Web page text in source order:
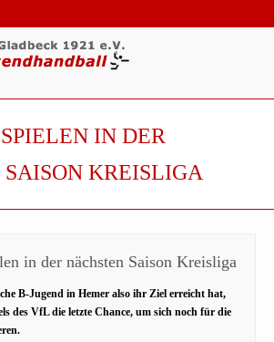
IN DER
KREISLIGA
in der nächsten Saison Kreisliga
B-Jugend in Hemer also ihr Ziel erreicht hat,
des VfL die letzte Chance, um sich noch für die